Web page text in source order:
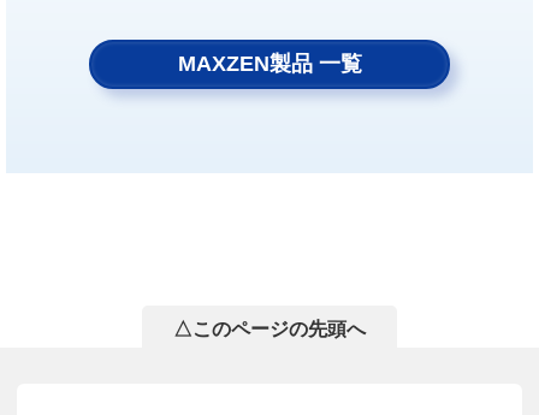
MAXZEN製品 一覧
△このページの先頭へ